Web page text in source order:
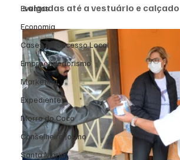
Eventos
Economia
Cases de Sucesso Local
Empreendedorismo
Marketing
Expediente
Morro do Coco
Conselheiro Josino
Santa Maria
salgadas até a vestuário e calçado